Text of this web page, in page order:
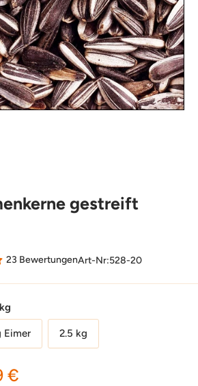
gestreift
23 BewertungenArt-Nr:528-20
Eimer 2.5 kg
€